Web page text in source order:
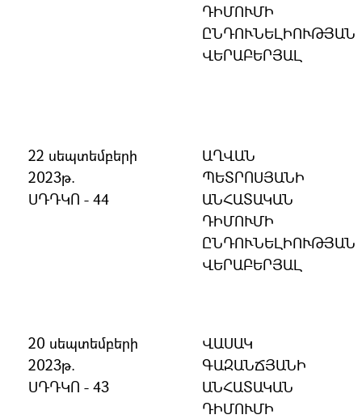
ԴԻՄՈՒՄԻ
ԸՆԴՈՒՆԵԼԻՈՒԹՅԱՆ
ՎԵՐԱԲԵՐՅԱԼ
22 սեպտեմբերի
2023թ.
ՍԴԴԿՈ - 44
ԱՂՎԱՆ
ՊԵՏՐՈՍՅԱՆԻ
ԱՆՀԱՏԱԿԱՆ
ԴԻՄՈՒՄԻ
ԸՆԴՈՒՆԵԼԻՈՒԹՅԱՆ
ՎԵՐԱԲԵՐՅԱԼ
20 սեպտեմբերի
2023թ.
ՍԴԴԿՈ - 43
ՎԱՍԱԿ
ԳԱԶԱՆՃՅԱՆԻ
ԱՆՀԱՏԱԿԱՆ
ԴԻՄՈՒՄԻ